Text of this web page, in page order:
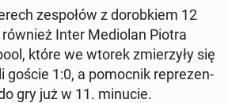
ze­społów z dorobkiem 12
Inter Medi­olan Piotra
które we wtorek zmierzyły się
goście 1:0, a po­moc­nik reprezen­
gry już w 11. minucie.